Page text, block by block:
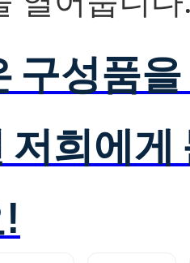
구성품
저희에게